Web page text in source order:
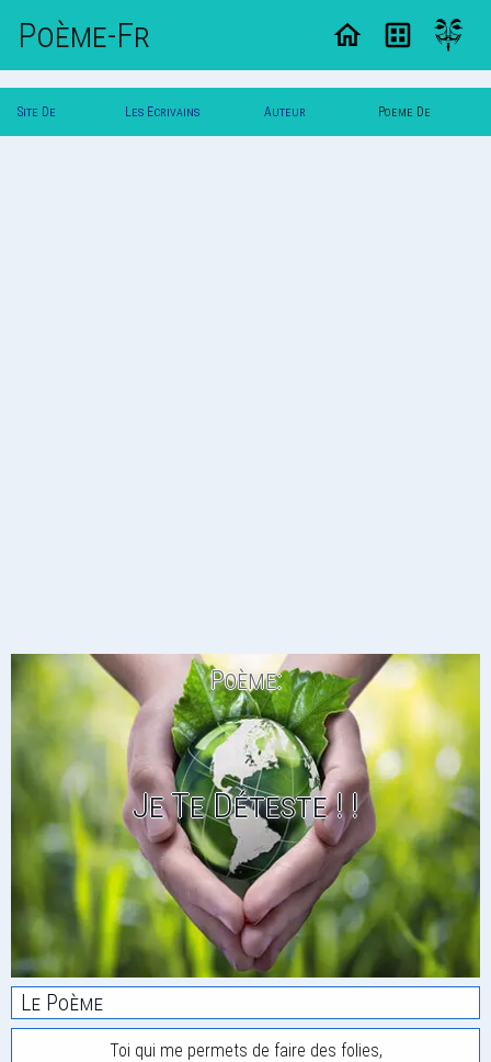
Poème-Fr
Site De Les Ecrivains Auteur Poeme De
Poème:
Je Te Déteste ! !
Le Poème
Toi qui me permets de faire des folies,